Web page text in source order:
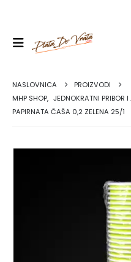
NASLOVNICA
PROIZVODI
MHP SHOP, JEDNOKRATNI PRIBOR
PAPIRNATA ČAŠA 0,2 ZELENA 25/1